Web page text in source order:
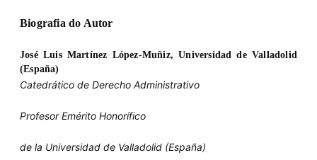
Biografia do Autor
José Luis Martínez López-Muñiz,Universidad de Valladolid
(España)
Catedrático de Derecho Administrativo
Profesor Emérito Honorífico
de la Universidad de Valladolid (España)